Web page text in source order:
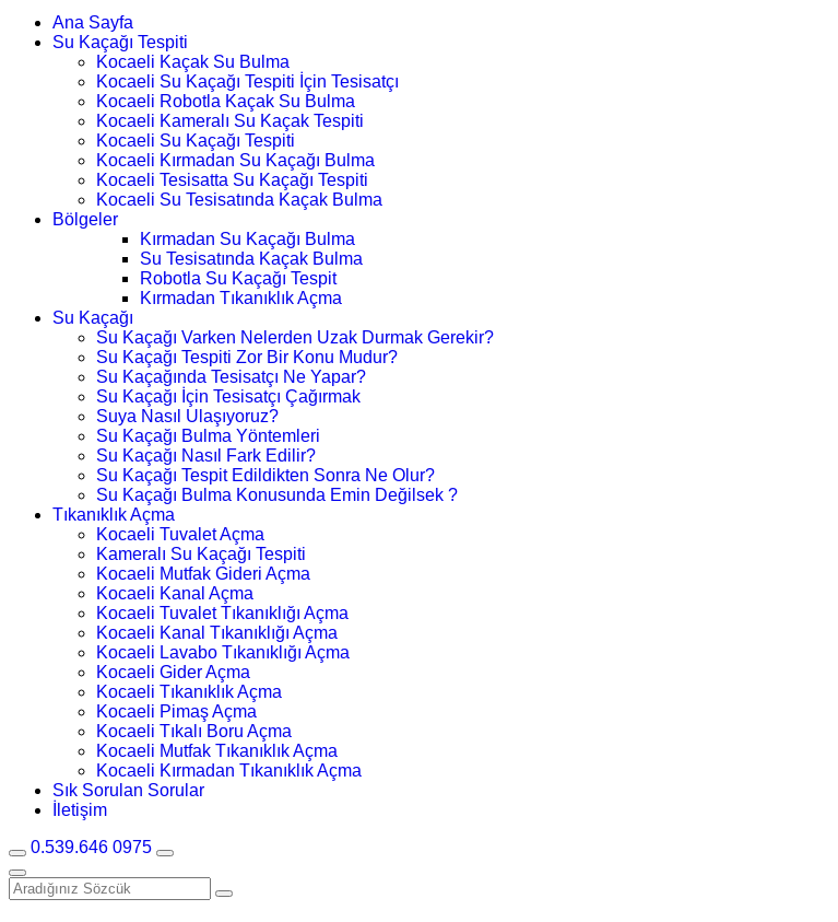
Ana Sayfa
Su Kaçağı Tespiti
Kocaeli Kaçak Su Bulma
Kocaeli Su Kaçağı Tespiti İçin Tesisatçı
Kocaeli Robotla Kaçak Su Bulma
Kocaeli Kameralı Su Kaçak Tespiti
Kocaeli Su Kaçağı Tespiti
Kocaeli Kırmadan Su Kaçağı Bulma
Kocaeli Tesisatta Su Kaçağı Tespiti
Kocaeli Su Tesisatında Kaçak Bulma
Bölgeler
Kırmadan Su Kaçağı Bulma
Su Tesisatında Kaçak Bulma
Robotla Su Kaçağı Tespit
Kırmadan Tıkanıklık Açma
Su Kaçağı
Su Kaçağı Varken Nelerden Uzak Durmak Gerekir?
Su Kaçağı Tespiti Zor Bir Konu Mudur?
Su Kaçağında Tesisatçı Ne Yapar?
Su Kaçağı İçin Tesisatçı Çağırmak
Suya Nasıl Ulaşıyoruz?
Su Kaçağı Bulma Yöntemleri
Su Kaçağı Nasıl Fark Edilir?
Su Kaçağı Tespit Edildikten Sonra Ne Olur?
Su Kaçağı Bulma Konusunda Emin Değilsek ?
Tıkanıklık Açma
Kocaeli Tuvalet Açma
Kameralı Su Kaçağı Tespiti
Kocaeli Mutfak Gideri Açma
Kocaeli Kanal Açma
Kocaeli Tuvalet Tıkanıklığı Açma
Kocaeli Kanal Tıkanıklığı Açma
Kocaeli Lavabo Tıkanıklığı Açma
Kocaeli Gider Açma
Kocaeli Tıkanıklık Açma
Kocaeli Pimaş Açma
Kocaeli Tıkalı Boru Açma
Kocaeli Mutfak Tıkanıklık Açma
Kocaeli Kırmadan Tıkanıklık Açma
Sık Sorulan Sorular
İletişim
0.539.646 0975